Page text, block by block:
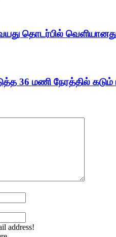
தொடர்பில்
36 மணி நேரத்தில்
address!